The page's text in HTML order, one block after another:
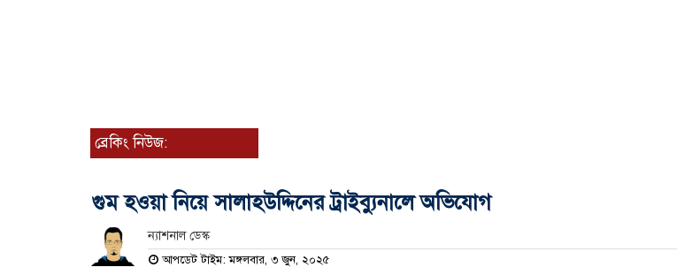
ব্রেকিং নিউজ:
গুম হওয়া নিয়ে সালাহউদ্দিনের ট্রাইব্যুনালে অভিযোগ
ন্যাশনাল ডেস্ক
আপডেট টাইম: মঙ্গলবার, ৩ জুন, ২০২৫